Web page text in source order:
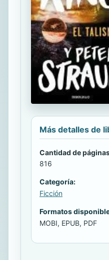
Más detalles de
Cantidad de
816
Categoría:
Ficción
Formatos
MOBI, EPUB, PDF